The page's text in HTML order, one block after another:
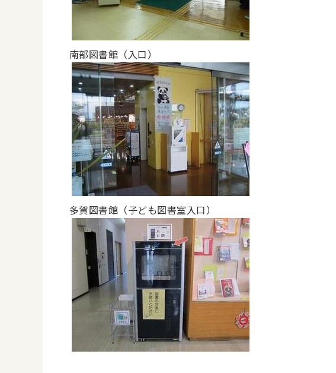
南部図書館（入口）
多賀図書館（子ども図書室入口）